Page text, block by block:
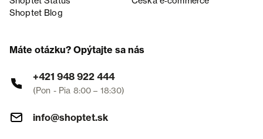
Shoptet Blog
Máte otázku? Opýtajte sa nás
+421 948 922 444
(Pon - Pia 8:00 – 18:30)
info@shoptet.sk